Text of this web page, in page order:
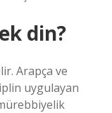
din?
Arapça ve
uygulayan